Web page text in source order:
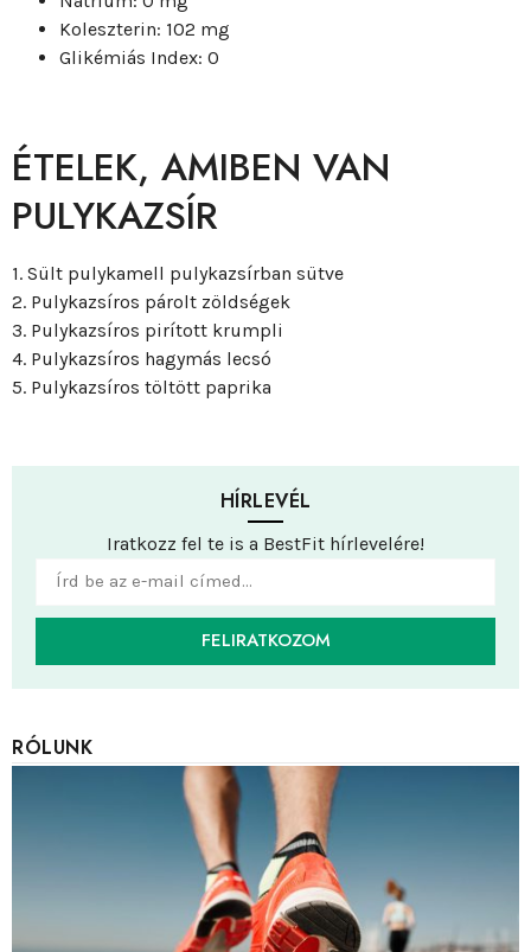
HÍRLEVÉL
Iratkozz fel te is a BestFit hírlevelére!
FELIRATKOZOM
Koleszterin: 102 mg
Glikémiás Index: 0
ÉTELEK, AMIBEN VAN
PULYKAZSÍR
1. Sült pulykamell pulykazsírban sütve
2. Pulykazsíros párolt zöldségek
3. Pulykazsíros pirított krumpli
4. Pulykazsíros hagymás lecsó
5. Pulykazsíros töltött paprika
RÓLUNK